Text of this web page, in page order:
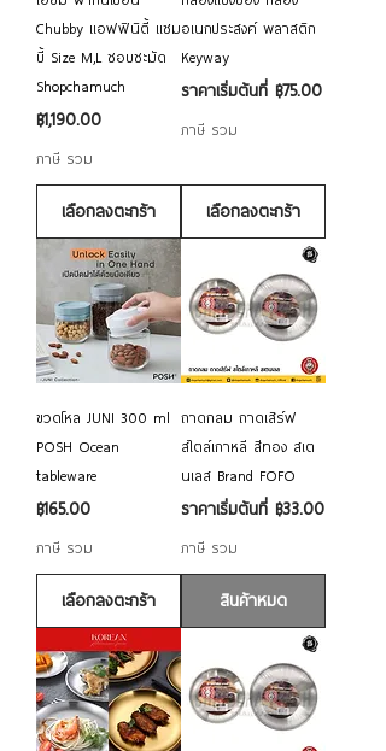
Chubby แอฟฟินิตี้ แซม
บี้ Size M,L ชอบชะมัด
Shopchamuch
ราคา
฿1,190.00
ภาษี รวม
เลือกลงตะกร้า
อเนกประสงค์ พลาสติก
Keyway
ราคาเริ่มต้นที่ ฿75.00
ราคาขายลด
ภาษี รวม
เลือกลงตะกร้า
ขวดโหล JUNI 300 ml
POSH Ocean
tableware
ราคา
฿165.00
ภาษี รวม
เลือกลงตะกร้า
ถาดกลม ถาดเสิร์ฟ
สไตล์เกาหลี สีทอง สเต
นเลส Brand FOFO
ราคาเริ่มต้นที่ ฿33.00
ราคาขายลด
ภาษี รวม
สินค้าหมด